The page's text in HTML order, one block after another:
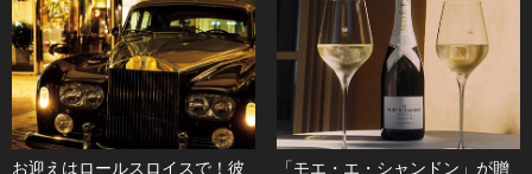
お迎えはロールスロイスで！彼 「モエ・エ・シャンドン」が贈